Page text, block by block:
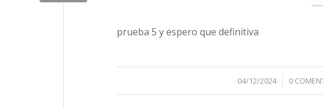
prueba 5 y espero que definitiva
04/12/2024
/ 0 /